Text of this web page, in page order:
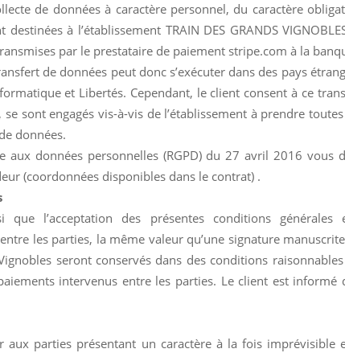
de données à caractère personnel, du caractère
à l’établissement TRAIN DES GRANDS
par le prestataire de paiement stripe.com à la
de données peut donc s’exécuter dans des pays
et Libertés. Cependant, le client consent à ce
sont engagés vis-à-vis de l’établissement à prendre
données.
données personnelles (RGPD) du 27 avril 2016 vous
(coordonnées disponibles dans le contrat) .
que l’acceptation des présentes conditions
les parties, la même valeur qu’une signature
seront conservés dans des conditions
intervenus entre les parties. Le client est informé
aux parties présentant un caractère à la fois